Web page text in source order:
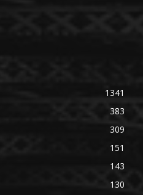
1341
383
309
151
143
130